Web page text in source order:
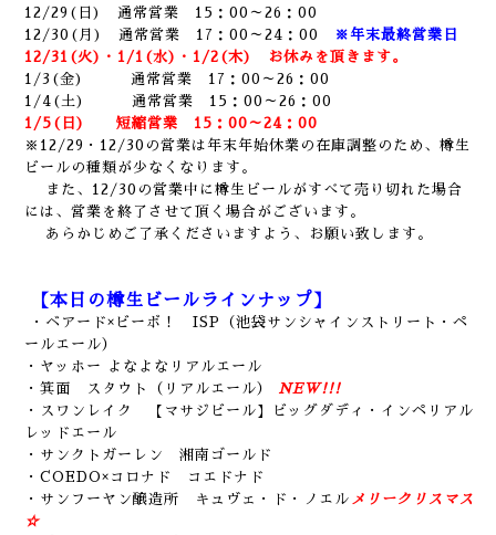
12/29(日) 通常営業 15：00～26：00
12/30(月) 通常営業 17：00～24：00
※年末最終営業日
12/31(火)・1/1(水)・1/2(木) お休みを頂きます。
1/3(金) 通常営業 17：00～26：00
1/4(土) 通常営業 15：00～26：00
1/5(日) 短縮営業 15：00～24：00
※12/29・12/30の営業は年末年始休業の在庫調整のため、樽生
ビールの種類が少なくなります。
また、12/30の営業中に樽生ビールがすべて売り切れた場合
には、営業を終了させて頂く場合がございます。
あらかじめご了承くださいますよう、お願い致します。
【本日の樽生ビールラインナップ】
・ベアード×ビーボ！ ISP（池袋サンシャインストリート・ペ
ールエール）
・ヤッホー よなよなリアルエール
・箕面 スタウト（リアルエール）
NEW!!!
・スワンレイク 【マサジビール】ビッグダディ・インペリアル
レッドエール
・サンクトガーレン 湘南ゴールド
・COEDO×コロナド コエドナド
・サンフーヤン醸造所 キュヴェ・ド・ノエル メリークリスマス
☆